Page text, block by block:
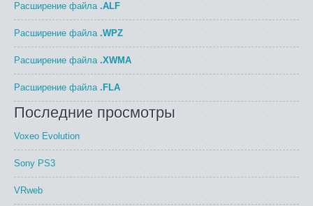
Расширение файла .ALF
Расширение файла .WPZ
Расширение файла .XWMA
Расширение файла .FLA
Последние просмотры
Voxeo Evolution
Sony PS3
VRweb